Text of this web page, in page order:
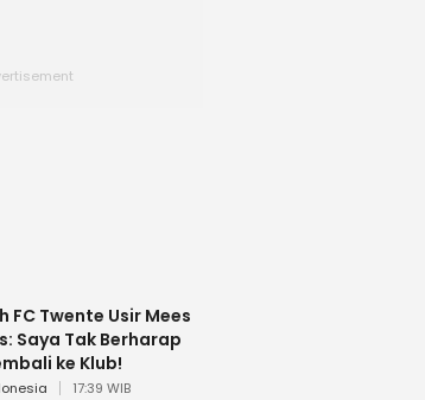
FC Twente Usir Mees
Saya Tak Berharap
ke Klub!
17:39 WIB